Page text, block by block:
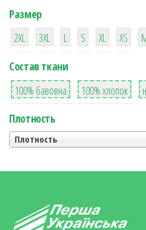
Размер
38
2XL
16
3XL
42
L
42
S
42
XL XS
Состав ткани
8
100% бавовна
36
100% хлопок
Плотность
Плотность